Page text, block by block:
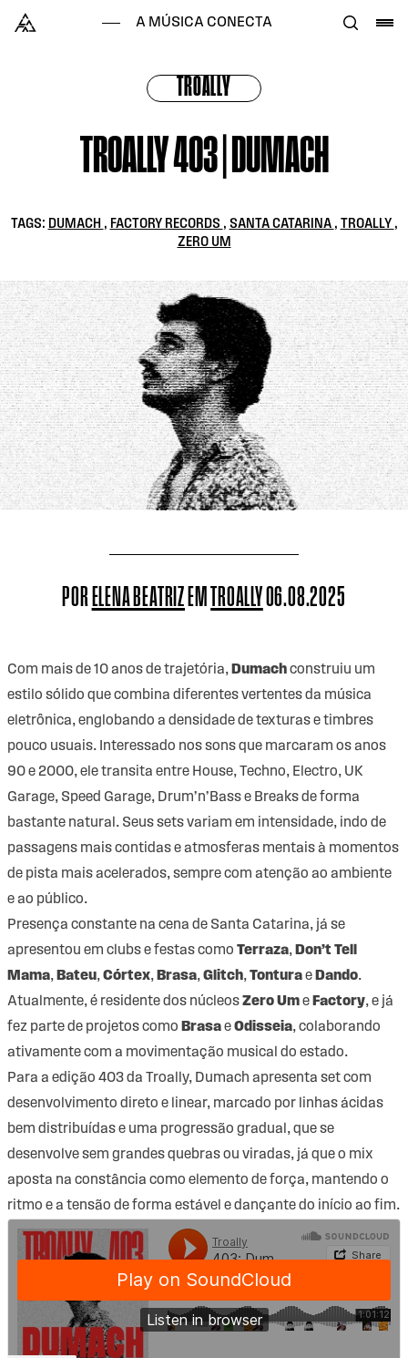
Alataj
A MÚSICA CONECTA
TROALLY
TROALLY 403 | DUMACH
TAGS: DUMACH , FACTORY RECORDS , SANTA CATARINA , TROALLY ,
ZERO UM
PORELENA BEATRIZEMTROALLY06.08.2025
Com mais de 10 anos de trajetória, Dumachconstruiu um
estilo sólido que combina diferentes vertentes da música
eletrônica, englobando a densidade de texturas e timbres
pouco usuais. Interessado nos sons que marcaram os anos
90 e 2000, ele transita entre House, Techno, Electro, UK
Garage, Speed Garage, Drum’n’Bass e Breaks de forma
bastante natural. Seus sets variam em intensidade, indo de
passagens mais contidas e atmosferas mentais à momentos
de pista mais acelerados, sempre com atenção ao ambiente
e ao público.
Presença constante na cena de Santa Catarina, já se
apresentou em clubs e festas como Terraza, Don’t Tell
Mama, Bateu,Córtex, Brasa,Glitch,Tonturae Dando.
Atualmente, é residente dos núcleosZero Ume Factory, e já
fez parte de projetos como BrasaeOdisseia, colaborando
ativamente com a movimentação musical do estado.
Para a edição 403 da Troally, Dumach apresenta set com
desenvolvimento direto e linear, marcado por linhas ácidas
bem distribuídas e uma progressão gradual, que se
desenvolve sem grandes quebras ou viradas, já que o mix
aposta na constância como elemento de força, mantendo o
ritmo e a tensão de forma estável e dançante do início ao fim.